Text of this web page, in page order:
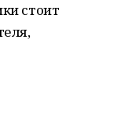
стоит